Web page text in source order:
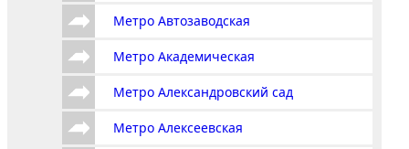
Метро Автозаводская
Метро Академическая
Метро Александровский сад
Метро Алексеевская